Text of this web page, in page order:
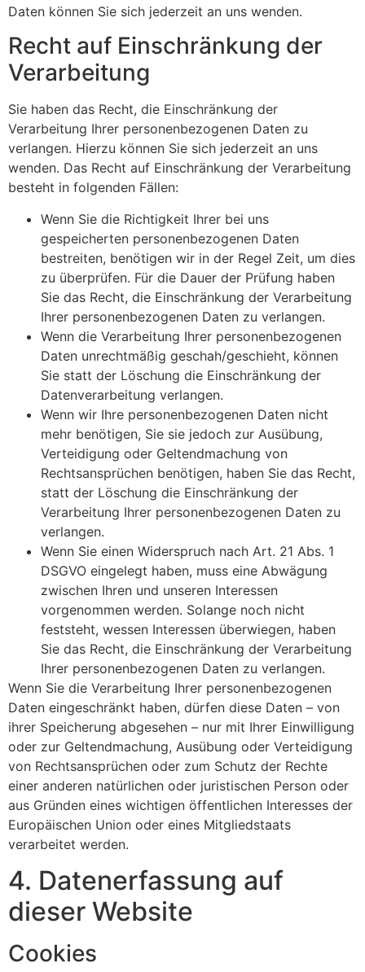
Daten können Sie sich jederzeit an uns wenden.
Recht auf Einschränkung der
Verarbeitung
Sie haben das Recht, die Einschränkung der
Verarbeitung Ihrer personenbezogenen Daten zu
verlangen. Hierzu können Sie sich jederzeit an uns
wenden. Das Recht auf Einschränkung der Verarbeitung
besteht in folgenden Fällen:
Wenn Sie die Richtigkeit Ihrer bei uns
gespeicherten personenbezogenen Daten
bestreiten, benötigen wir in der Regel Zeit, um dies
zu überprüfen. Für die Dauer der Prüfung haben
Sie das Recht, die Einschränkung der Verarbeitung
Ihrer personenbezogenen Daten zu verlangen.
Wenn die Verarbeitung Ihrer personenbezogenen
Daten unrechtmäßig geschah/geschieht, können
Sie statt der Löschung die Einschränkung der
Datenverarbeitung verlangen.
Wenn wir Ihre personenbezogenen Daten nicht
mehr benötigen, Sie sie jedoch zur Ausübung,
Verteidigung oder Geltendmachung von
Rechtsansprüchen benötigen, haben Sie das Recht,
statt der Löschung die Einschränkung der
Verarbeitung Ihrer personenbezogenen Daten zu
verlangen.
Wenn Sie einen Widerspruch nach Art. 21 Abs. 1
DSGVO eingelegt haben, muss eine Abwägung
zwischen Ihren und unseren Interessen
vorgenommen werden. Solange noch nicht
feststeht, wessen Interessen überwiegen, haben
Sie das Recht, die Einschränkung der Verarbeitung
Ihrer personenbezogenen Daten zu verlangen.
Wenn Sie die Verarbeitung Ihrer personenbezogenen
Daten eingeschränkt haben, dürfen diese Daten – von
ihrer Speicherung abgesehen – nur mit Ihrer Einwilligung
oder zur Geltendmachung, Ausübung oder Verteidigung
von Rechtsansprüchen oder zum Schutz der Rechte
einer anderen natürlichen oder juristischen Person oder
aus Gründen eines wichtigen öffentlichen Interesses der
Europäischen Union oder eines Mitgliedstaats
verarbeitet werden.
4. Datenerfassung auf
dieser Website
Cookies